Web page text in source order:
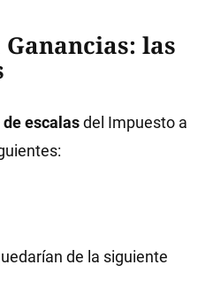
las
escalasdel Impuesto a
de la siguiente